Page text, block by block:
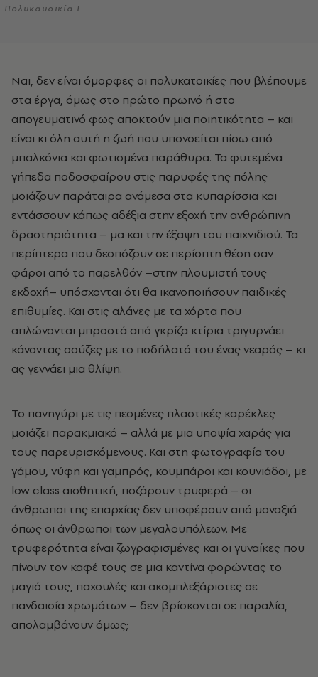
Πολυκαυοικία Ι
Ναι, δεν είναι όµορφες οι πολυκατοικίες που βλέπουµε
στα έργα, όµως στο πρώτο πρωινό ή στο
απογευµατινό φως αποκτούν µια ποιητικότητα – και
είναι κι όλη αυτή η ζωή που υπονοείται πίσω από
µπαλκόνια και φωτισµένα παράθυρα. Τα φυτεµένα
γήπεδα ποδοσφαίρου στις παρυφές της πόλης
µοιάζουν παράταιρα ανάµεσα στα κυπαρίσσια και
εντάσσουν κάπως αδέξια στην εξοχή την ανθρώπινη
δραστηριότητα – µα και την έξαψη του παιχνιδιού. Τα
περίπτερα που δεσπόζουν σε περίοπτη θέση σαν
φάροι από το παρελθόν –στην πλουµιστή τους
εκδοχή– υπόσχονται ότι θα ικανοποιήσουν παιδικές
επιθυµίες. Και στις αλάνες µε τα χόρτα που
απλώνονται µπροστά από γκρίζα κτίρια τριγυρνάει
κάνοντας σούζες µε το ποδήλατό του ένας νεαρός – κι
ας γεννάει µια θλίψη.
Το πανηγύρι µε τις πεσµένες πλαστικές καρέκλες
µοιάζει παρακµιακό – αλλά µε µια υποψία χαράς για
τους παρευρισκόµενους. Και στη φωτογραφία του
γάµου, νύφη και γαµπρός, κουµπάροι και κουνιάδοι, µε
low class αισθητική, ποζάρουν τρυφερά – οι
άνθρωποι της επαρχίας δεν υποφέρουν από µοναξιά
όπως οι άνθρωποι των µεγαλουπόλεων. Με
τρυφερότητα είναι ζωγραφισµένες και οι γυναίκες που
πίνουν τον καφέ τους σε µια καντίνα φορώντας το
µαγιό τους, παχουλές και ακοµπλεξάριστες σε
πανδαισία χρωµάτων – δεν βρίσκονται σε παραλία,
απολαµβάνουν όµως;